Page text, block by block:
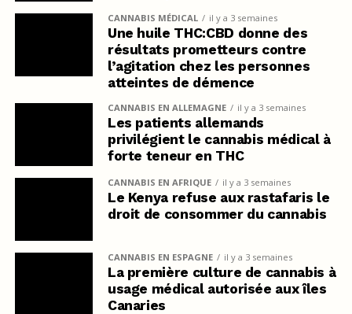
CANNABIS MÉDICAL il y a 3 semaines
Une huile THC:CBD donne des
résultats prometteurs contre
l’agitation chez les personnes
atteintes de démence
CANNABIS EN ALLEMAGNE il y a 3 semaines
Les patients allemands
privilégient le cannabis médical à
forte teneur en THC
CANNABIS EN AFRIQUE il y a 3 semaines
Le Kenya refuse aux rastafaris le
droit de consommer du cannabis
CANNABIS EN ESPAGNE il y a 3 semaines
La première culture de cannabis à
usage médical autorisée aux îles
Canaries